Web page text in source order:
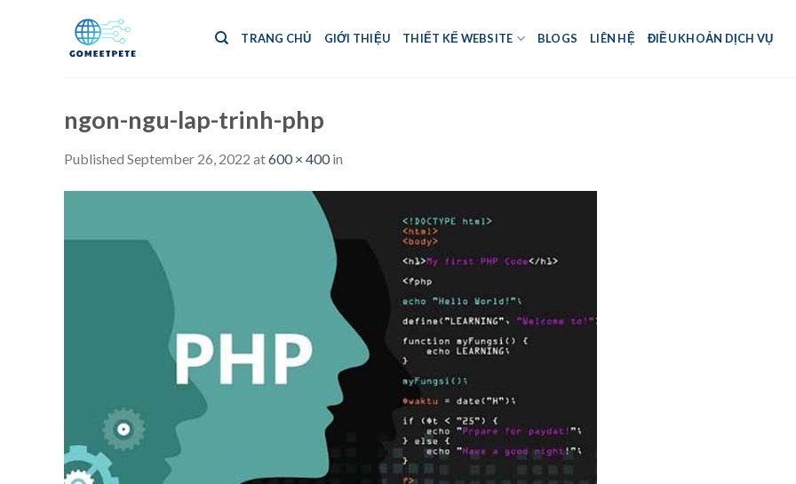
TRANG CHỦ GIỚI THIỆU THIẾT KẾ WEBSITE BLOGS LIÊN HỆ ĐIỀU KHOẢN DỊCH VỤ
ngon-ngu-lap-trinh-php
Published September 26, 2022 at600 × 400in